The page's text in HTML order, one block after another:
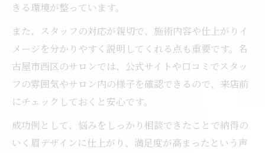
きる環境が整っています。
また、スタッフの対応が親切で、施術内容や仕上がりイ
メージを分かりやすく説明してくれる点も重要です。名
古屋市西区のサロンでは、公式サイトや口コミでスタッ
フの雰囲気やサロン内の様子を確認できるので、来店前
にチェックしておくと安心です。
成功例として、悩みをしっかり相談できたことで納得の
いく眉デザインに仕上がり、満足度が高まったという声